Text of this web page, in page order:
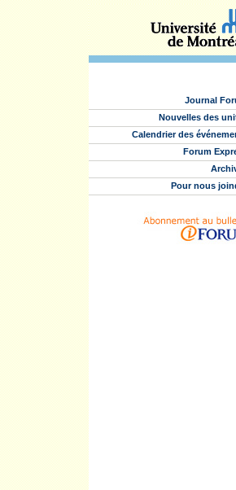
Journal
Nouvelles des
Calendrier des
Forum
Pour nous